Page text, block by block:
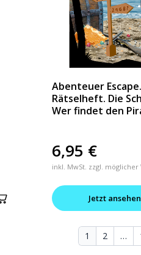
Abenteuer
Rätselheft. Die
Wer findet den
6,95 €
inkl. MwSt. zzgl. möglicher
Jetzt ansehen
1 2 …